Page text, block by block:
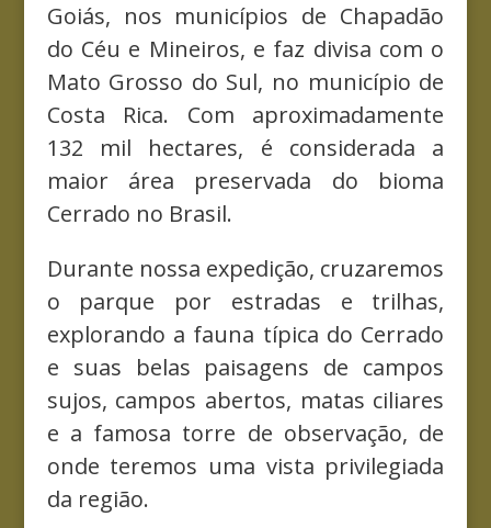
Goiás, nos municípios de Chapadão
do Céu e Mineiros, e faz divisa com o
Mato Grosso do Sul, no município de
Costa Rica. Com aproximadamente
132 mil hectares, é considerada a
maior área preservada do bioma
Cerrado no Brasil.
Durante nossa expedição, cruzaremos
o parque por estradas e trilhas,
explorando a fauna típica do Cerrado
e suas belas paisagens de campos
sujos, campos abertos, matas ciliares
e a famosa torre de observação, de
onde teremos uma vista privilegiada
da região.